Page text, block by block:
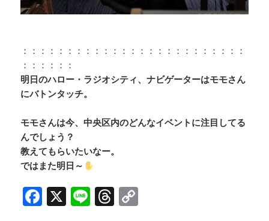
：：：：：：：：：：：：：：：：：：：：：：：：：
：：：：：：
明日のハロー・ラジオシティ、ナビゲーターはモモさん
にバトンタッチ。
モモさんは今、中央区内のどんなイベントに注目してる
んでしょう？
教えてもらいたいなー。
ではまた明日～
F X Li T